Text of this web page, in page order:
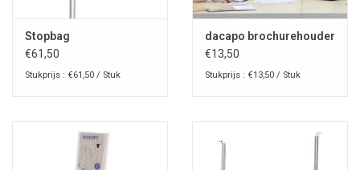
Stopbag
€61,50
Stukprijs : €61,50 / Stuk
dacapo brochurehouder
€13,50
Stukprijs : €13,50 / Stuk